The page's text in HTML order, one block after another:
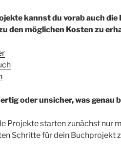
kannst du vorab auch
den möglichen Kosten zu
oder unsicher, was genau
Projekte starten zunächst nur
Schritte für dein Buchprojekt